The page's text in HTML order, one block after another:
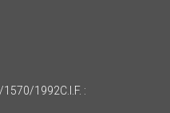
1992C.I.F. :